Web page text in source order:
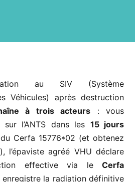
au SIV (Système
Véhicules) après destruction
à trois acteurs : vous
l’ANTS dans les 15 jours
Cerfa 15776*02 (et obtenez
l’épaviste agréé VHU déclare
effective via le Cerfa
enregistre la radiation définitive